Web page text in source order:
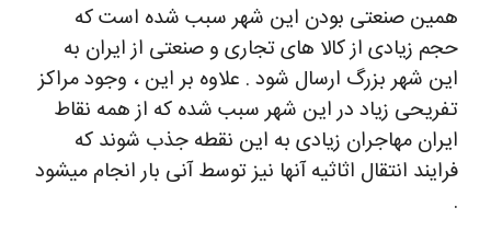
همین صنعتی بودن این شهر سبب شده است که
حجم زیادی از کالا های تجاری و صنعتی از ایران به
این شهر بزرگ ارسال شود . علاوه بر این ، وجود مراکز
تفریحی زیاد در این شهر سبب شده که از همه نقاط
ایران مهاجران زیادی به این نقطه جذب شوند که
فرایند انتقال اثاثیه آنها نیز توسط آنی بار انجام میشود
.